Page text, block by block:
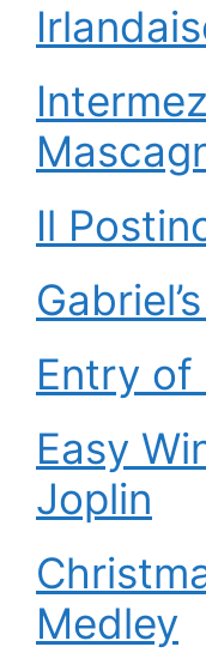
Il
Entry of
Easy
Joplin
Medley